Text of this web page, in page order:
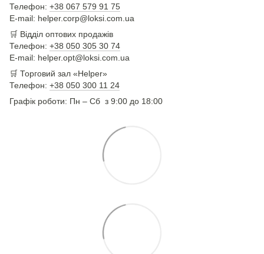
Телефон: +38 067 579 91 75
E-mail: helper.corp@loksi.com.ua
🛒 Відділ оптових продажів
Телефон: +38 050 305 30 74
E-mail: helper.opt@loksi.com.ua
🛒 Торговий зал «Helper»
Телефон: +38 050 300 11 24
Графік роботи: Пн – Сб з 9:00 до 18:00